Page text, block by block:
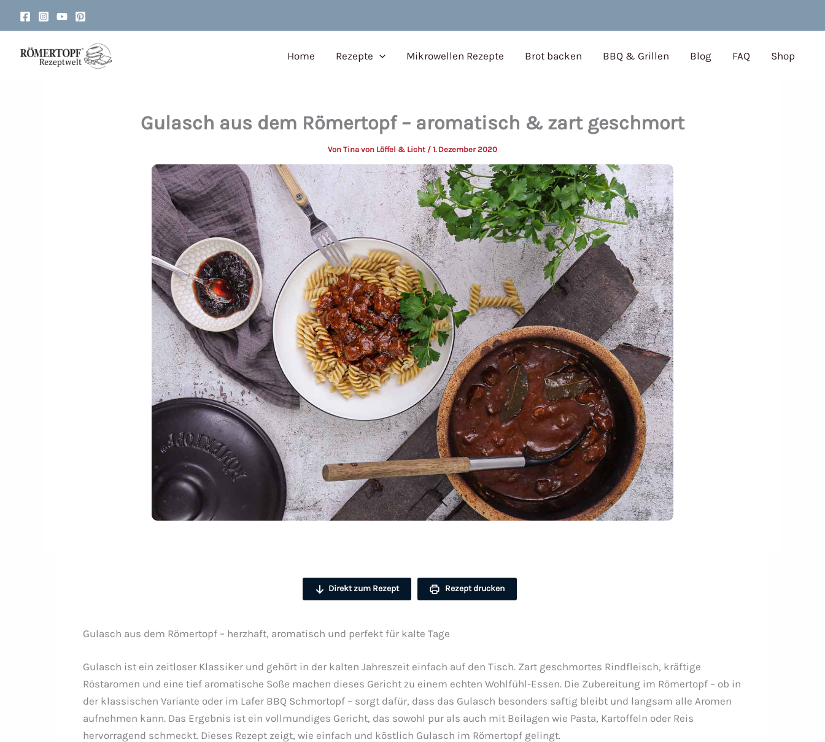
Inhalt
Home
Rezepte Mikrowellen Rezepte Brot backen BBQ & Grillen Blog FAQ Shop
Gulasch aus dem Römertopf – aromatisch & zart geschmort
Von Tina von Löffel & Licht / 1. Dezember 2020
Direkt zum Rezept Rezept drucken
Gulasch aus dem Römertopf – herzhaft, aromatisch und perfekt für kalte Tage
Gulasch ist ein zeitloser Klassiker und gehört in der kalten Jahreszeit einfach auf den Tisch. Zart geschmortes Rindfleisch, kräftige
Röstaromen und eine tief aromatische Soße machen dieses Gericht zu einem echten Wohlfühl-Essen. Die Zubereitung im Römertopf – ob in
der klassischen Variante oder im Lafer BBQ Schmortopf – sorgt dafür, dass das Gulasch besonders saftig bleibt und langsam alle Aromen
aufnehmen kann. Das Ergebnis ist ein vollmundiges Gericht, das sowohl pur als auch mit Beilagen wie Pasta, Kartoffeln oder Reis
hervorragend schmeckt. Dieses Rezept zeigt, wie einfach und köstlich Gulasch im Römertopf gelingt.